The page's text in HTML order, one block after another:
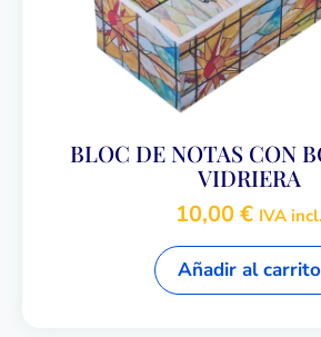
BLOC DE NOTAS CON
VIDRIERA
10,00€ IVA incl.
Añadir al carrito